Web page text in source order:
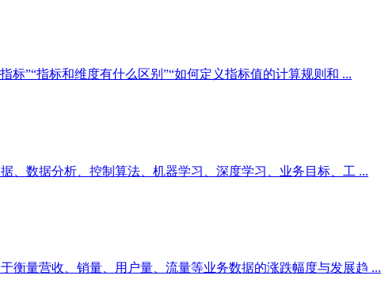
”“指标和维度有什么区别”“如何定义指标值的计算规则和 ...
、数据分析、控制算法、机器学习、深度学习、业务目标、工 ...
衡量营收、销量、用户量、流量等业务数据的涨跌幅度与发展趋 ...